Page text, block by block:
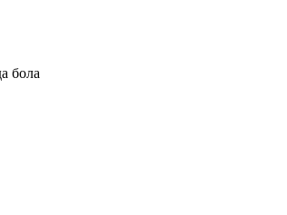
бола